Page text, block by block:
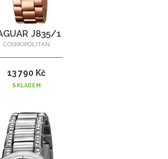
J835/1
COSMOPOLITAN
13 790 Kč
SKLADEM